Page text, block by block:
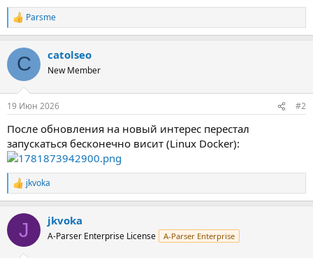
Р
е
к
и
Parsme
C catolseo
New Member
19 Июн 2026 #2
После обновления на новый интерес перестал
запускаться бесконечно висит (Linux Docker):
Р
е
к
и
jkvoka
J jkvoka
A-Parser Enterprise License A-Parser Enterprise